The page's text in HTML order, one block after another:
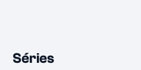
Séries